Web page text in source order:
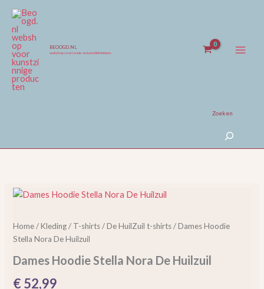
naar
inhoud
BEOOGD.NL
webshop voor mode- en kunstliefhebbers
Zoeken
Home/Kleding/ T-shirts/De HuilZuil t-shirts/ Dames Hoodie
Stella Nora De Huilzuil
Dames Hoodie Stella Nora De Huilzuil
€ 52,99
Dames
Nora
De
aantal